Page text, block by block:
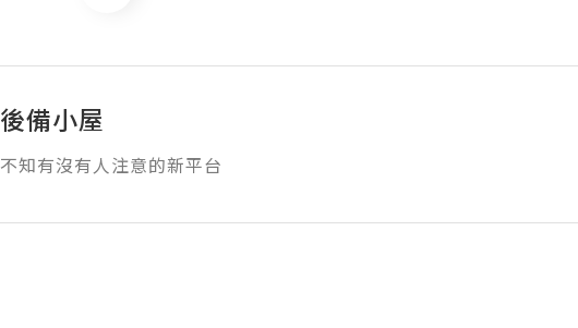
後備小屋
不知有沒有人注意的新平台